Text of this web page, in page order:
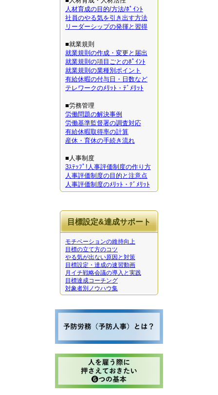
人材育成の目的/方法/ﾎﾟｲﾝﾄ
社員のやる気を引き出す方法
リーダーシップの発揮と習得
■就業規則
就業規則の作成・変更と届出
就業規則の項目ごとのﾎﾟｲﾝﾄ
就業規則の業種別ポイント
有給休暇の付与日・日数など
テレワークのﾒﾘｯﾄ・ﾃﾞﾒﾘｯﾄ
■労務管理
労働問題の解決事例
労働基準監督署の調査対応
有給休暇取得率の計算
産休・育休の手続き流れ
■人事制度
3ｽﾃｯﾌﾟ!人事評価制度の作り方
人事評価制度の目的と注意点
人事評価制度のﾒﾘｯﾄ・ﾃﾞﾒﾘｯﾄ
目標設定&達成サポート
モチベーションの維持向上
目標の立て方のコツ
やる気が出ない原因と対策
目標設定・達成の速習動画
月イチ戦略会議の導入と実践
目標達成コーチング
対象者別ノウハウ集